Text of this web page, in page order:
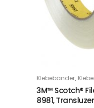
OPTIONS
Klebebänder,
3M™ Scotch®
8981,